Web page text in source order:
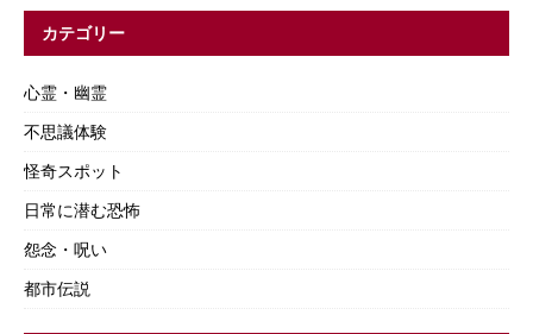
カテゴリー
心霊・幽霊
不思議体験
怪奇スポット
日常に潜む恐怖
怨念・呪い
都市伝説